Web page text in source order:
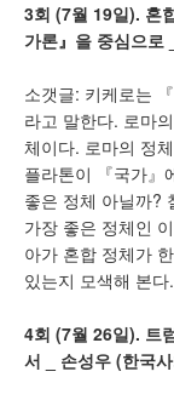
3회 (7월 19일). 혼
가론』 을 중심으로
소갯글: 키케로는
라고 말한다. 로마
체이다. 로마의 정
플라톤이 『국가』
좋은 정체 아닐까?
가장 좋은 정체인
아가 혼합 정체가
있는지 모색해 본다.
4회 (7월 26일). 트
서
손성우 (한국